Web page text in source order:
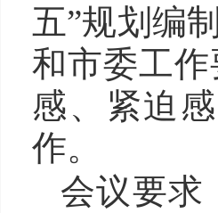
五”规划编
和市委工
感、紧迫
作。
会议要求